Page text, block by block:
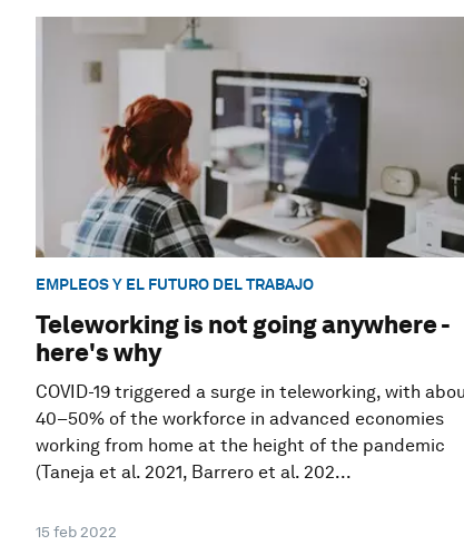
EMPLEOS Y EL FUTURO DEL TRABAJO
Teleworking is not going anywhere -
here's why
COVID-19 triggered a surge in teleworking, with
40–50% of the workforce in advanced economies
working from home at the height of the pandemic
(Taneja et al. 2021, Barrero et al. 202...
15 feb 2022